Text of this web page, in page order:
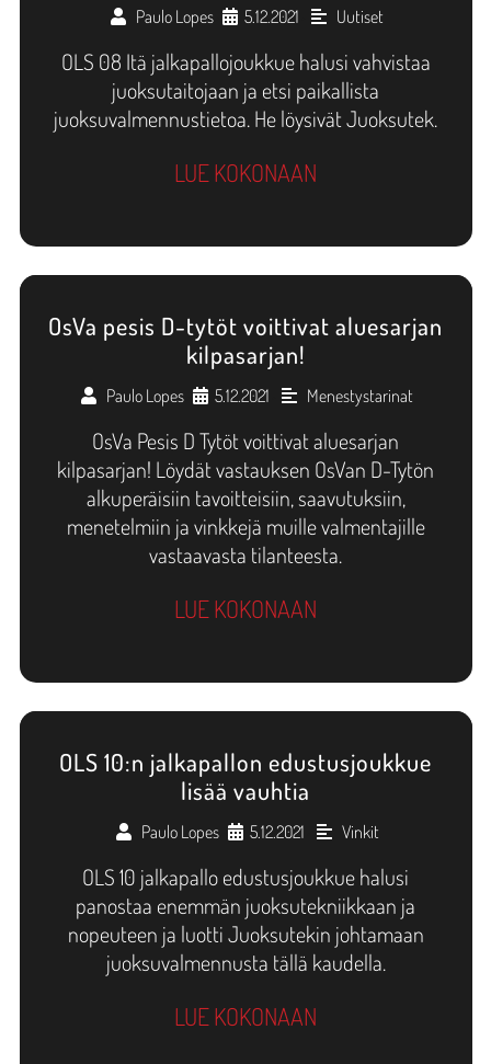
Paulo Lopes 5.12.2021 Uutiset
OLS 08 Itä jalkapallojoukkue halusi vahvistaa
juoksutaitojaan ja etsi paikallista
juoksuvalmennustietoa. He löysivät Juoksutek.
LUE KOKONAAN
OsVa pesis D-tytöt voittivat aluesarjan
kilpasarjan!
Paulo Lopes 5.12.2021 Menestystarinat
OsVa Pesis D Tytöt voittivat aluesarjan
kilpasarjan! Löydät vastauksen OsVan D-Tytön
alkuperäisiin tavoitteisiin, saavutuksiin,
menetelmiin ja vinkkejä muille valmentajille
vastaavasta tilanteesta.
LUE KOKONAAN
OLS 10:n jalkapallon edustusjoukkue
lisää vauhtia
Paulo Lopes 5.12.2021 Vinkit
OLS 10 jalkapallo edustusjoukkue halusi
panostaa enemmän juoksutekniikkaan ja
nopeuteen ja luotti Juoksutekin johtamaan
juoksuvalmennusta tällä kaudella.
LUE KOKONAAN